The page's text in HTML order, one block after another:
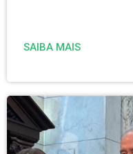
SAIBA MAIS